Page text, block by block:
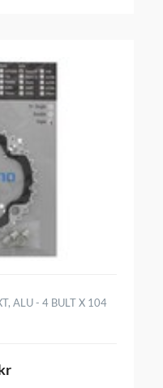
ALU - 4 BULT X 104